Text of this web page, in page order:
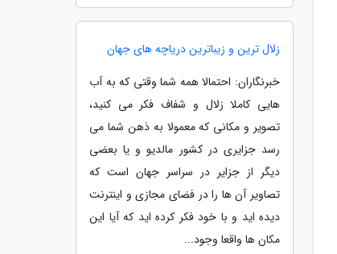
زلال ترین و زیباترین دریاچه های جهان
خبرنگاران: احتمالا همه شما وقتی که به آب
هایی کاملا زلال و شفاف فکر می کنید،
تصویر و مکانی که معمولا به ذهن شما می
رسد جزایری در کشور مالدیو و یا بعضی
دیگر از جزایر در سراسر جهان است که
تصاویر آن ها را در فضای مجازی و اینترنت
دیده اید و با خود فکر کرده اید که آیا این
مکان ها واقعا وجود...